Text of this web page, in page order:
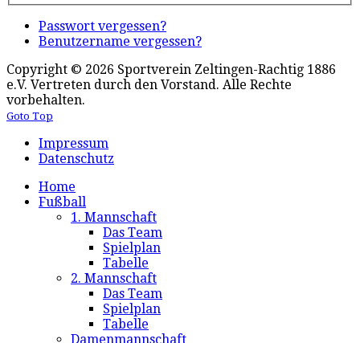
Passwort vergessen?
Benutzername vergessen?
Copyright © 2026 Sportverein Zeltingen-Rachtig 1886
e.V. Vertreten durch den Vorstand. Alle Rechte
vorbehalten.
Goto Top
Impressum
Datenschutz
Home
Fußball
1. Mannschaft
Das Team
Spielplan
Tabelle
2. Mannschaft
Das Team
Spielplan
Tabelle
Damenmannschaft